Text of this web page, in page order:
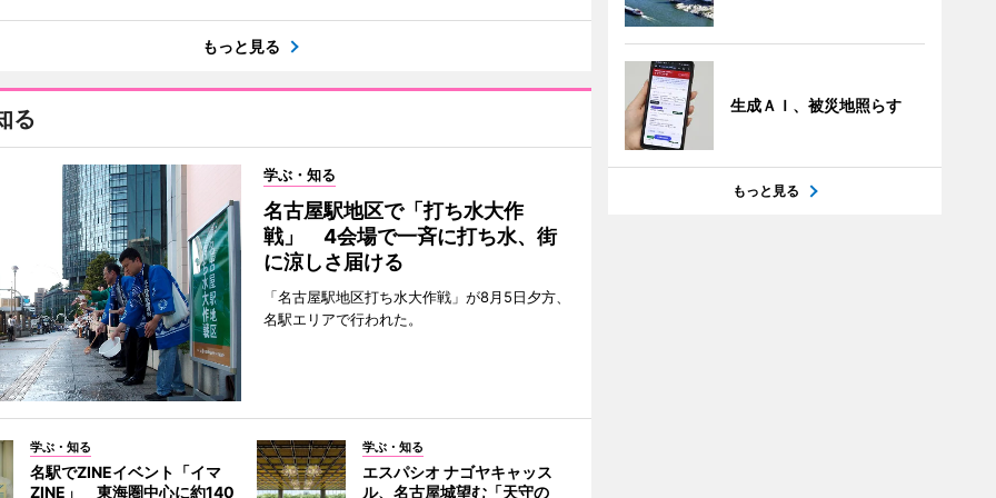
もっと見る
る
学ぶ・知る
名古屋駅地区で「打ち水大作
戦」 4会場で一斉に打ち水、街
に涼しさ届ける
「名古屋駅地区打ち水大作戦」が8月5日夕方、
名駅エリアで行われた。
学ぶ・知る
名駅でZINEイベント「イマ
ZINE」 東海圏中心に約140
学ぶ・知る
エスパシオ ナゴヤキャッス
ル、名古屋城望む「天守の
生成ＡＩ、被災地照らす
もっと見る